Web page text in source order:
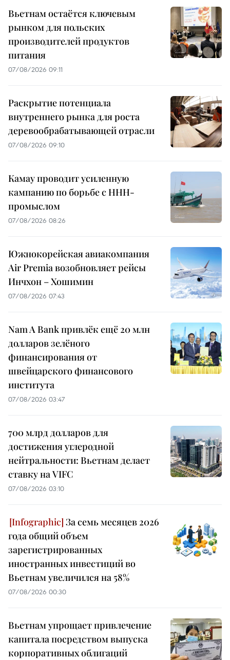
Вьетнам остаётся ключевым
рынком для польских
производителей продуктов
питания
07/08/2026 09:11
Раскрытие потенциала
внутреннего рынка для роста
деревообрабатывающей отрасли
07/08/2026 09:10
Камау проводит усиленную
кампанию по борьбе с ННН-
промыслом
07/08/2026 08:26
Южнокорейская авиакомпания
Air Premia возобновляет рейсы
Инчхон – Хошимин
07/08/2026 07:43
Nam A Bank привлёк ещё 20 млн
долларов зелёного
финансирования от
швейцарского финансового
института
07/08/2026 03:47
700 млрд долларов для
достижения углеродной
нейтральности: Вьетнам делает
ставку на VIFC
07/08/2026 03:10
За семь месяцев 2026
года общий объем
зарегистрированных
иностранных инвестиций во
Вьетнам увеличился на 58%
07/08/2026 00:30
Вьетнам упрощает привлечение
капитала посредством выпуска
корпоративных облигаций